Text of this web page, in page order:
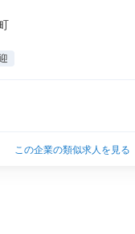
この企業の類似求人を見る